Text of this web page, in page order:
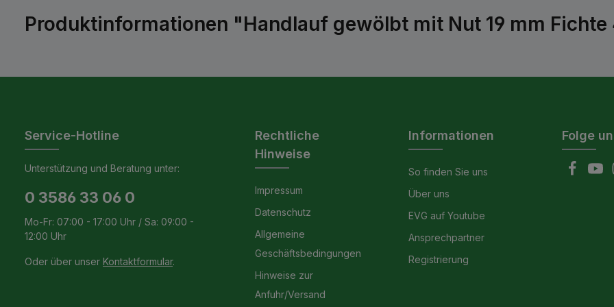
Produktinformationen "Handlauf gewölbt mit Nut 19 mm
Service-Hotline
Unterstützung und Beratung unter:
0 3586 33 06 0
Mo-Fr: 07:00 - 17:00 Uhr / Sa: 09:00 -
12:00 Uhr
Oder über unser Kontaktformular.
Rechtliche
Hinweise
Impressum
Datenschutz
Allgemeine
Geschäftsbedingungen
Hinweise zur
Anfuhr/Versand
Informationen
So finden Sie uns
Über uns
EVG auf Youtube
Ansprechpartner
Registrierung
Folge